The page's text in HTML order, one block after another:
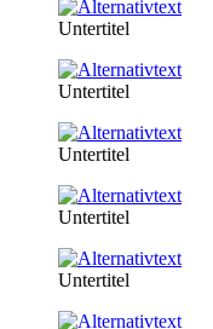
Untertitel
Untertitel
Untertitel
Untertitel
Untertitel